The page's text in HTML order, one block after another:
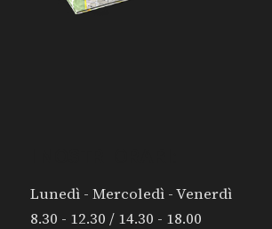
Lunedì - Mercoledì - Venerdì
8.30 - 12.30 / 14.30 - 18.00